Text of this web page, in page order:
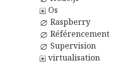
Os
Raspberry
Référencement
Supervision
virtualisation